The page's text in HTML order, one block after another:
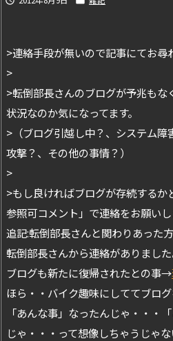
>連絡手段が無いので記事にてお尋
>
>転倒部長さんのブログが予兆もな
状況なのか気になってます。
>（ブログ引越し中？、システム
攻撃？、その他の事情？）
>
>もし良ければブログが存続する
参照可コメント」で連絡をお願い
追記:転倒部長さんと関わりあった
転倒部長さんから連絡がありました
ブログも新たに復帰されたとの事→
ほら・・バイク趣味にしててブロ
「あんな事」なったんじゃ・・・
じゃ・・・って想像しちゃうじゃ